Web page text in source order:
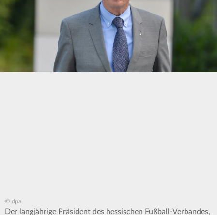
© dpa
Der langjährige Präsident des hessischen Fußball-Verbandes,